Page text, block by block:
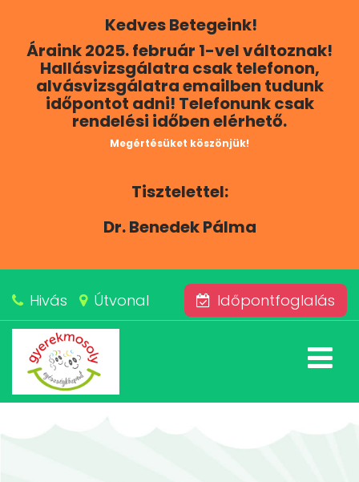
Kedves Betegeink!
Áraink 2025. február 1-vel változnak!
Hallásvizsgálatra csak telefonon,
alvásvizsgálatra emailben tudunk
időpontot adni! Telefonunk csak
rendelési időben elérhető.
Megértésüket köszönjük!
Tisztelettel:
Dr. Benedek Pálma
Hivás Útvonal Időpontfoglalás
RÓLUNK
KAPCSOLAT
SZOLGÁLTATÁSAINK